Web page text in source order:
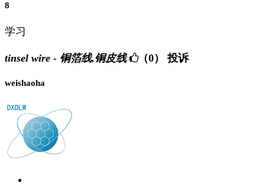
8
学习
tinsel wire - 铜箔线,铜皮线 （0） 投诉
weishaoha